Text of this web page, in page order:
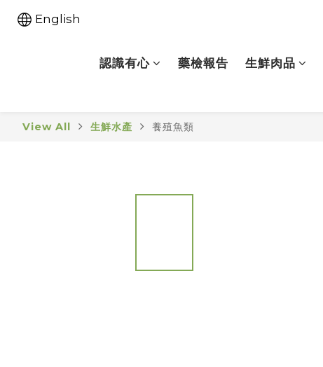
English
認識有心 藥檢報告 生鮮肉品
View All 生鮮水產 養殖魚類